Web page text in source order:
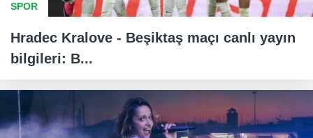
SPOR
Hradec Kralove - Beşiktaş maçı canlı yayın
bilgileri: B...